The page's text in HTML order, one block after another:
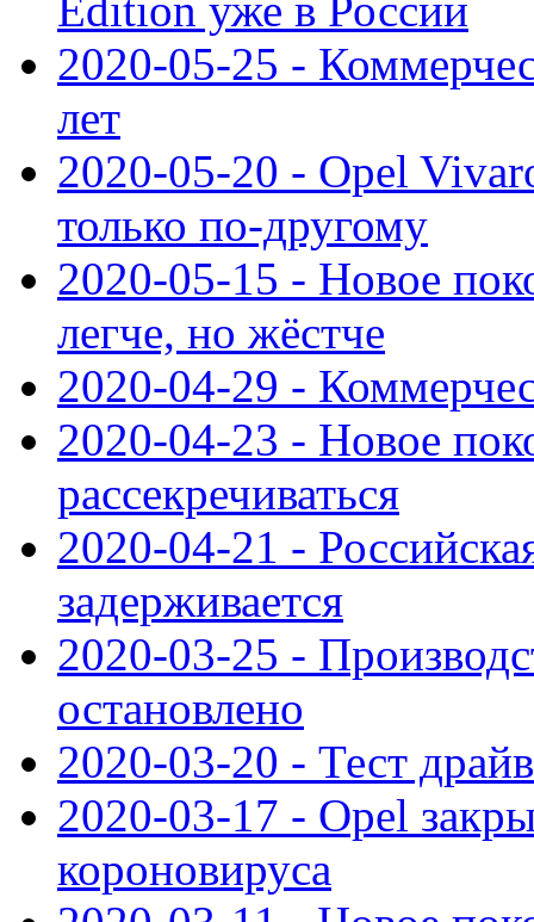
2020-05-25 -
лет
2020-05-20 - Opel
только по-другому
2020-05-15 - Новое
легче, но жёстче
2020-04-29 -
2020-04-23 - Новое
рассекречиваться
2020-04-21 -
задерживается
2020-03-25 -
остановлено
2020-03-20 - Тест
2020-03-17 - Opel
короновируса